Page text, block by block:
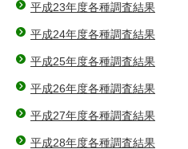
平成23年度各種調査結果
平成24年度各種調査結果
平成25年度各種調査結果
平成26年度各種調査結果
平成27年度各種調査結果
平成28年度各種調査結果